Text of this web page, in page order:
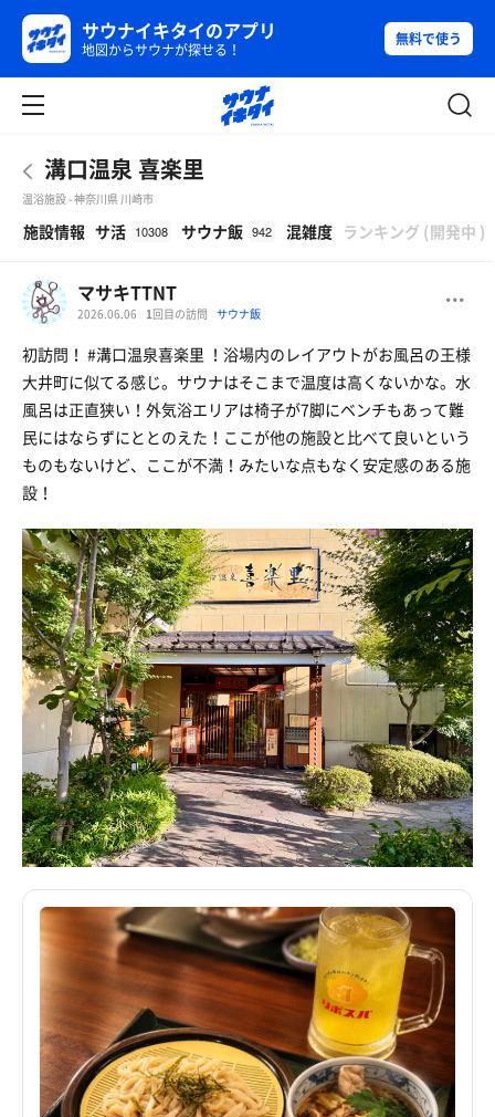
サウナイキタイのアプリ
地図からサウナが探せる！
無料で使う
溝口温泉 喜楽里
温浴施設 - 神奈川県 川崎市
施設情報 サ活 10308 サウナ飯 942 混雑度 ランキング (開発中 )
マサキTTNT
2026.06.06 1回目の訪問 サウナ飯
初訪問！ #溝口温泉喜楽里 ！浴場内のレイアウトがお風呂の王様
大井町に似てる感じ。サウナはそこまで温度は高くないかな。水
風呂は正直狭い！外気浴エリアは椅子が7脚にベンチもあって難
民にはならずにととのえた！ここが他の施設と比べて良いという
ものもないけど、ここが不満！みたいな点もなく安定感のある施
設！